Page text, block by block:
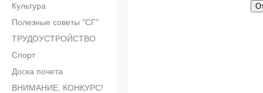
Культура
Полезные советы "СГ"
ТРУДОУСТРОЙСТВО
Спорт
Доска почета
ВНИМАНИЕ, КОНКУРС!